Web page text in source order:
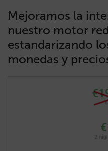
Mejoramos la
nuestro motor
estandarizando
monedas y